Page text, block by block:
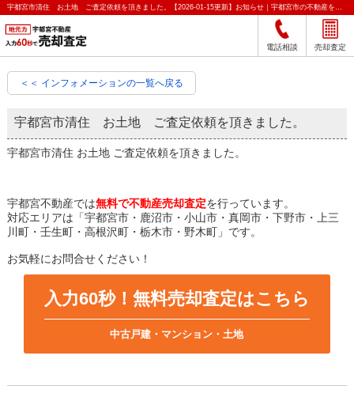
宇都宮市清住 お土地 ご査定依頼を頂きました。【2026-01-15更新】お知らせ｜宇都宮市の不動産をクイック売却査定｜宇都宮不動産
電話相談 売却査定
＜＜ インフォメーションの一覧へ戻る
宇都宮市清住 お土地 ご査定依頼を頂きました。
宇都宮市清住 お土地 ご査定依頼を頂きました。
宇都宮不動産では無料で不動産売却査定を行っています。
対応エリアは「宇都宮市・鹿沼市・小山市・真岡市・下野市・上三
川町・壬生町・高根沢町・栃木市・野木町」です。
お気軽にお問合せください！
入力60秒！無料売却査定はこちら
中古戸建・マンション・土地